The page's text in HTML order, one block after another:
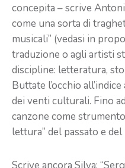
concepita – scrive
come una sorta di
musicali” (vedasi in
traduzione o agli artisti
discipline: letteratura,
Buttate l’occhio
dei venti culturali. Fino
canzone come
lettura” del passato e
Scrive ancora Silva: